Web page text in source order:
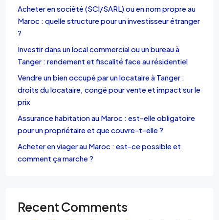
Acheter en société (SCI/SARL) ou en nom propre au
Maroc : quelle structure pour un investisseur étranger
?
Investir dans un local commercial ou un bureau à
Tanger : rendement et fiscalité face au résidentiel
Vendre un bien occupé par un locataire à Tanger :
droits du locataire, congé pour vente et impact sur le
prix
Assurance habitation au Maroc : est-elle obligatoire
pour un propriétaire et que couvre-t-elle ?
Acheter en viager au Maroc : est-ce possible et
comment ça marche ?
Recent Comments